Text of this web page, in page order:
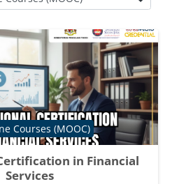
in Financial
Services
Courses (MOOC)